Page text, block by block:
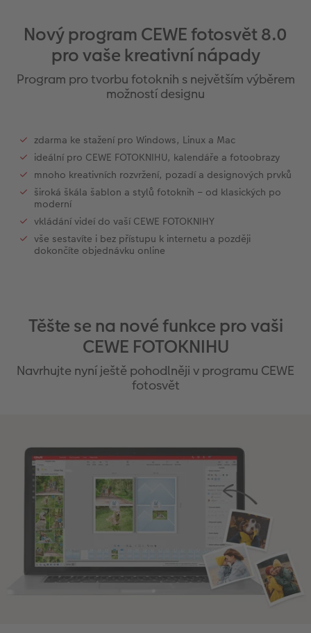
Ukázky fotoknih
Povrchová úprava
CEWE myPhotos
Art Collection
CEWE přání na počkání
Fotosety ihned
Velké formáty ihned
Koláž ihned
Little Prints
Fotobox
Rámy
Samolepky z fotky
Novinky
Hliníková deska
Foto na dřevě
Svatební cedule
Vícedílné obrazy
CEWE myPhotos
Plakát s vyříznutou fotografií
Domácí mazlíčci
Škola a kancelář
Dárková krabička
CEWE FOTOKNIHA dětská
Novinky
CEWE myPhotos
Novinky
Karty
Pohlednice
Další události
CEWE myPhotos
DIY
Fototipy
Kronika roku
Fotografické soutěže
Nový program CEWE fotosvět 8.0
pro vaše kreativní nápady
Program pro tvorbu fotoknih s největším výběrem
možností designu
zdarma ke stažení pro Windows, Linux a Mac
ideální pro CEWE FOTOKNIHU, kalendáře a fotoobrazy
mnoho kreativních rozvržení, pozadí a designových prvků
široká škála šablon a stylů fotoknih – od klasických po
moderní
vkládání videí do vaší CEWE FOTOKNIHY
vše sestavíte i bez přístupu k internetu a později
dokončíte objednávku online
Těšte se na nové funkce pro vaši
CEWE FOTOKNIHU
Navrhujte nyní ještě pohodlněji v programu CEWE
fotosvět